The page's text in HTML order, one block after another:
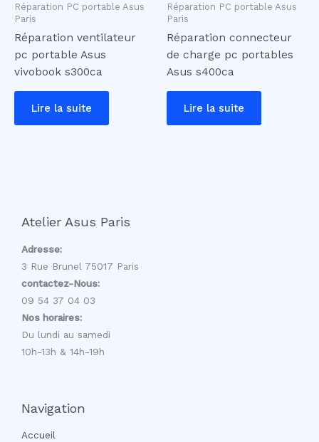
Réparation PC portable Asus
Paris
Réparation ventilateur
pc portable Asus
vivobook s300ca
Lire la suite
Réparation PC portable Asus
Paris
Réparation connecteur
de charge pc portables
Asus s400ca
Lire la suite
Atelier Asus Paris
Adresse:
3 Rue Brunel 75017 Paris
contactez-Nous:
09 54 37 04 03
Nos horaires:
Du lundi au samedi
10h-13h & 14h-19h
Navigation
Accueil